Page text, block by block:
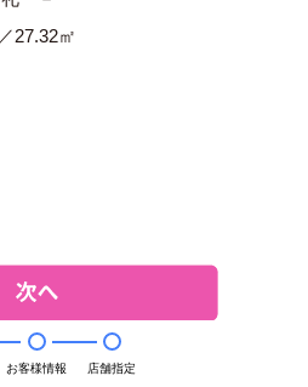
27.32㎡
お客様情報 店舗指定